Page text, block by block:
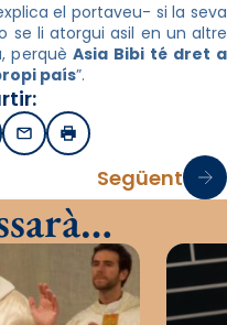
el portaveu- si la seva
se li atorgui asil en un altre
perquèAsia Bibi té dret a
país”.
EmailImprimir
Següent